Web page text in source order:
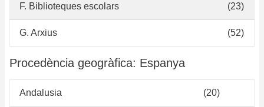
F. Biblioteques escolars (23)
G. Arxius (52)
Procedència geogràfica: Espanya
Andalusia (20)